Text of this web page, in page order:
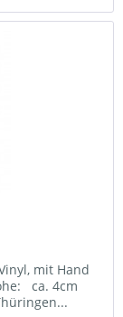
mit Hand
ca. 4cm